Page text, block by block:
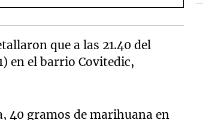
que a las 21.40 del
en el barrio Covitedic,
40 gramos de marihuana en